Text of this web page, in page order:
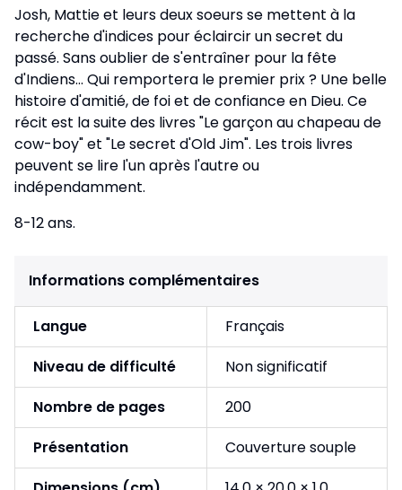
Josh, Mattie et leurs deux soeurs se mettent à la
recherche d'indices pour éclaircir un secret du
passé. Sans oublier de s'entraîner pour la fête
d'Indiens... Qui remportera le premier prix ? Une belle
histoire d'amitié, de foi et de confiance en Dieu. Ce
récit est la suite des livres "Le garçon au chapeau de
cow-boy" et "Le secret d'Old Jim". Les trois livres
peuvent se lire l'un après l'autre ou
indépendamment.
8-12 ans.
Informations complémentaires
Langue
Français
Niveau de difficulté
Non significatif
Nombre de pages
200
Présentation
Couverture souple